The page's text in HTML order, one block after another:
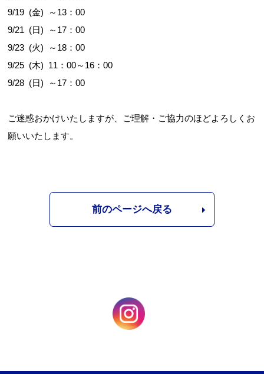
9/19 (金) ～13：00
9/21 (日) ～17：00
9/23 (火) ～18：00
9/25 (木) 11：00～16：00
9/28 (日) ～17：00
ご迷惑おかけいたしますが、ご理解・ご協力のほどよろしくお
願いいたします。
前のページへ戻る